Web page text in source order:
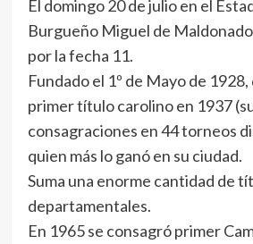
El domingo 20 de julio en el
Burgueño Miguel de
por la fecha 11.
Fundado el 1º de Mayo de
primer título carolino en 1937
consagraciones en 44 torneos
quien más lo ganó en su ciudad.
Suma una enorme cantidad de
departamentales.
En 1965 se consagró primer